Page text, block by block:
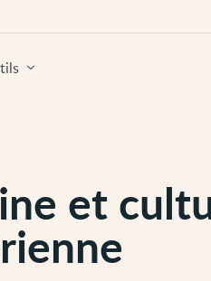
et